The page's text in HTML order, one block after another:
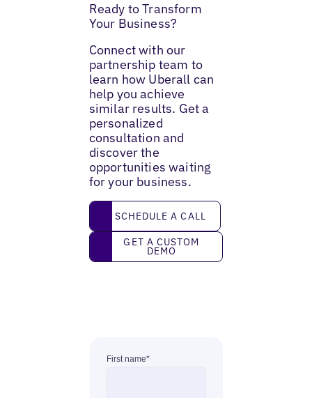
Ready to Transform
Your Business?
Connect with our
partnership team to
learn how Uberall can
help you achieve
similar results. Get a
personalized
consultation and
discover the
opportunities waiting
for your business.
Schedule a call
SCHEDULE A CALL
Get a custom demo
GET A CUSTOM
DEMO